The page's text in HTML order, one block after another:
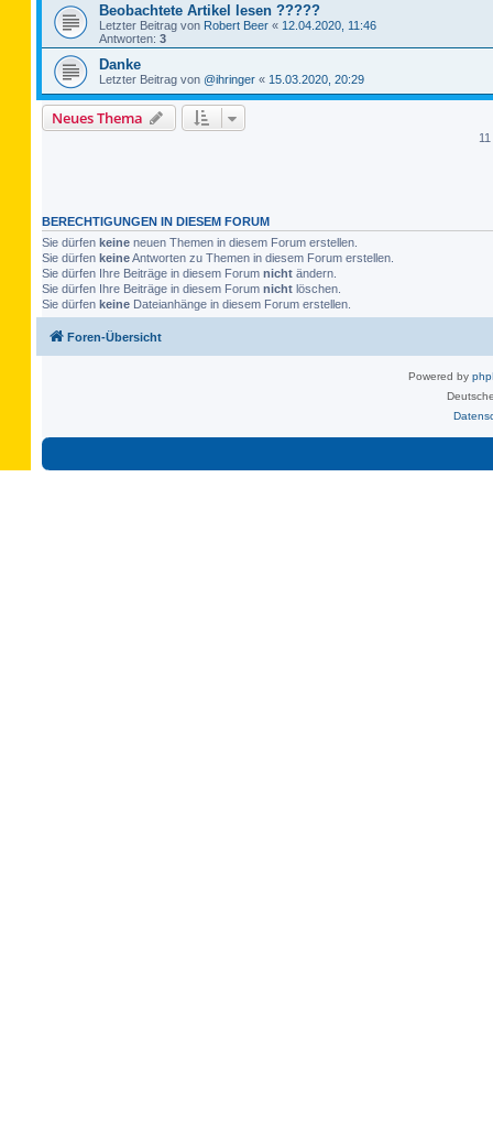
Beobachtete Artikel lesen ?????
Letzter Beitrag von Robert Beer « 12.04.2020, 11:46
Antworten: 3
Danke
Letzter Beitrag von @ihringer « 15.03.2020, 20:29
Neues Thema
BERECHTIGUNGEN IN DIESEM FORUM
Sie dürfen keine neuen Themen in diesem Forum erstellen.
Sie dürfen keineAntworten zu Themen in diesem Forum erstellen.
Sie dürfen Ihre Beiträge in diesem Forum nicht ändern.
Sie dürfen Ihre Beiträge in diesem Forum nicht löschen.
Sie dürfen keine Dateianhänge in diesem Forum erstellen.
Foren-Übersicht
Powered by